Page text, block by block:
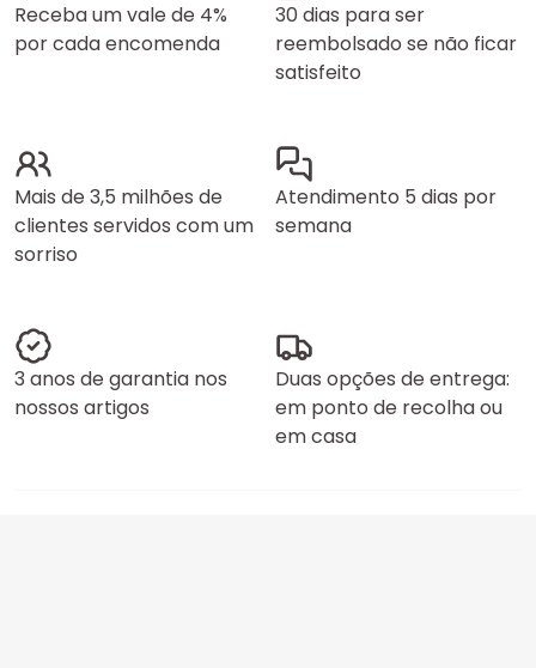
Receba um vale de 4%
por cada encomenda
30 dias para ser
reembolsado se não ficar
satisfeito
Mais de 3,5 milhões de
clientes servidos com um
sorriso
Atendimento 5 dias por
semana
3 anos de garantia nos
nossos artigos
Duas opções de entrega:
em ponto de recolha ou
em casa